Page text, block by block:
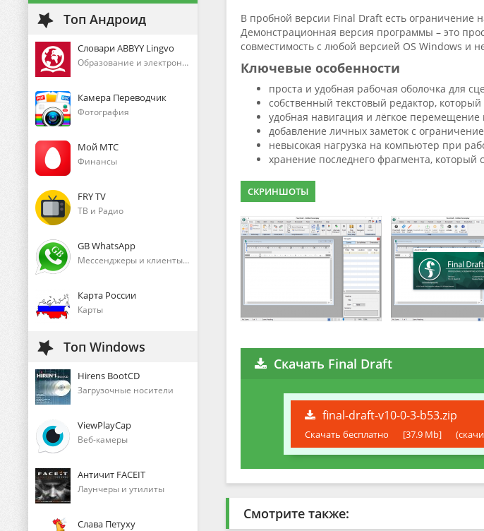
Топ Андроид
Словари ABBYY Lingvo
Образование и электронные книги
Камера Переводчик
Фотография
Мой МТС
Финансы
FRY TV
ТВ и Радио
GB WhatsApp
Мессенджеры и клиенты голосового общения
Карта России
Карты
Топ Windows
Hirens BootCD
Загрузочные носители
ViewPlayCap
Веб-камеры
Античит FACEIT
Лаунчеры и утилиты
Слава Петуху
В пробной версии Final Draft есть ограничение
Демонстрационная версия программы – это
совместимость с любой версией OS Windows и
Ключевые особенности
проста и удобная рабочая оболочка для
собственный текстовый редактор,
удобная навигация и лёгкое
добавление личных заметок с
невысокая нагрузка на компьютер при
хранение последнего фрагмента, который
СКРИНШОТЫ
Скачать Final Draft
final-draft-v10-0-3-b53.zip
Скачать бесплатно [37.9 Mb]
Смотрите также: